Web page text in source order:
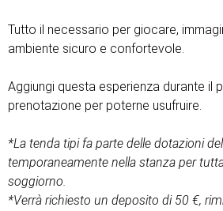
Tutto il necessario per giocare,
ambiente sicuro e confortevole.
Aggiungi questa esperienza durante il
prenotazione per poterne usufruire.
*La tenda tipi fa parte delle dotazioni
temporaneamente nella stanza per
soggiorno.
*Verrà richiesto un deposito di 50 €,